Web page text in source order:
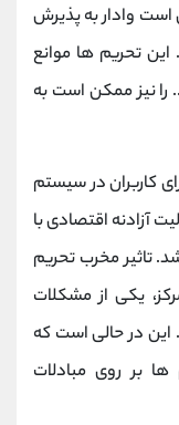
وادار به پذیرش
تحریم ها موانع
را نیز ممکن است به
کاربران در سیستم
آزادنه اقتصادی با
تاثیر مخرب تحریم
یکی از مشکلات
در حالی است که
بر روی مبادلات